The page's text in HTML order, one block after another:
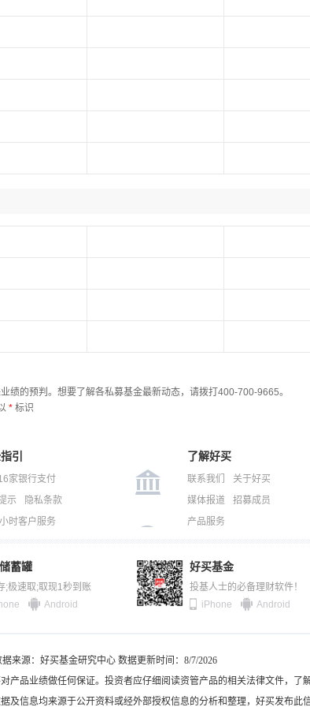
绩的预判。想要了解各私募基金最新动态，请拨打400-700-9665。
* 标识
引
家银行支付
示
隐私条款
时客户服务
了解好买
联系我们
关于好买
媒体报道
招募成员
产品服务
蓄罐
;极速取;取现1秒到账
Android
好买基金
投基人士的必备理财软件！
iPhone
Android
据来源：好买基金研究中心 数据更新时间：8/7/2026
产品业绩做任何保证。投资者应仔细阅读资管产品的相关法律文件，了
及信息均来源于公开资料或经外部授权信息的分析和整理，好买发布此